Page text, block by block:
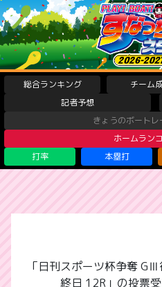
総合ランキング チーム
記者予想
きょうのボート
ホームラン
打率
本塁打
「日刊スポーツ杯争奪
終日 12R」の投票